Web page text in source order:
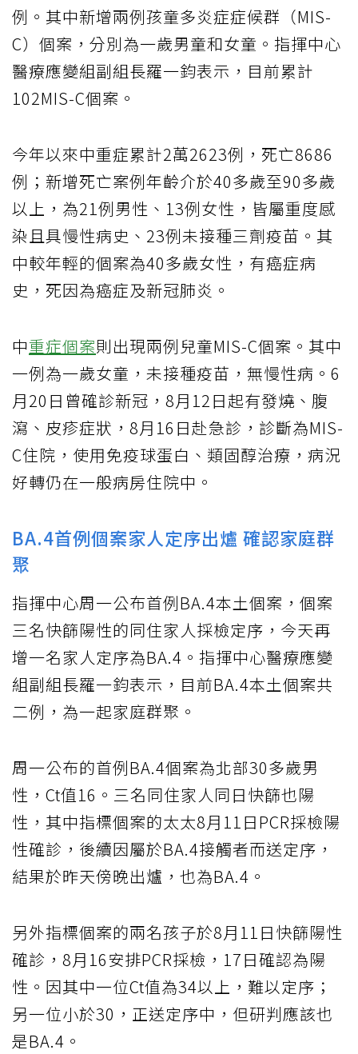
例。其中新增兩例孩童多炎症症候群（MIS-
C）個案，分別為一歲男童和女童。指揮中心
醫療應變組副組長羅一鈞表示，目前累計
102MIS-C個案。
今年以來中重症累計2萬2623例，死亡8686
例；新增死亡案例年齡介於40多歲至90多歲
以上，為21例男性、13例女性，皆屬重度感
染且具慢性病史、23例未接種三劑疫苗。其
中較年輕的個案為40多歲女性，有癌症病
史，死因為癌症及新冠肺炎。
中重症個案則出現兩例兒童MIS-C個案。其中
一例為一歲女童，未接種疫苗，無慢性病。6
月20日曾確診新冠，8月12日起有發燒、腹
瀉、皮疹症狀，8月16日赴急診，診斷為MIS-
C住院，使用免疫球蛋白、類固醇治療，病況
好轉仍在一般病房住院中。
BA.4首例個案家人定序出爐 確認家庭群
聚
指揮中心周一公布首例BA.4本土個案，個案
三名快篩陽性的同住家人採檢定序，今天再
增一名家人定序為BA.4。指揮中心醫療應變
組副組長羅一鈞表示，目前BA.4本土個案共
二例，為一起家庭群聚。
周一公布的首例BA.4個案為北部30多歲男
性，Ct值16。三名同住家人同日快篩也陽
性，其中指標個案的太太8月11日PCR採檢陽
性確診，後續因屬於BA.4接觸者而送定序，
結果於昨天傍晚出爐，也為BA.4。
另外指標個案的兩名孩子於8月11日快篩陽性
確診，8月16安排PCR採檢，17日確認為陽
性。因其中一位Ct值為34以上，難以定序；
另一位小於30，正送定序中，但研判應該也
是BA.4。